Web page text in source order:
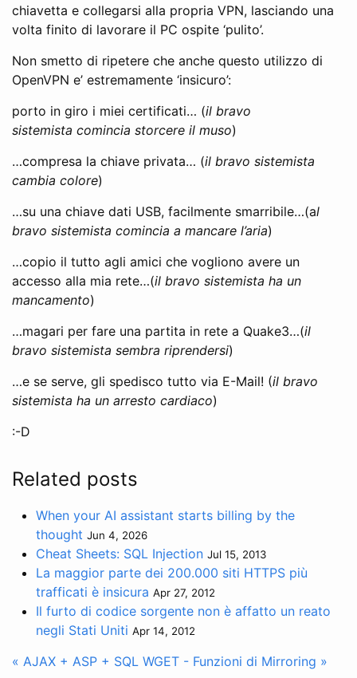
chiavetta e collegarsi alla propria VPN, lasciando una
volta finito di lavorare il PC ospite ‘pulito’.
Non smetto di ripetere che anche questo utilizzo di
OpenVPN e’ estremamente ‘insicuro’:
porto in giro i miei certificati… (il bravo
sistemista comincia storcere il muso)
…compresa la chiave privata… (il bravo sistemista
cambia colore)
…su una chiave dati USB, facilmente smarribile…(al
bravo sistemista comincia a mancare l’aria)
…copio il tutto agli amici che vogliono avere un
accesso alla mia rete…(il bravo sistemista ha un
mancamento)
…magari per fare una partita in rete a Quake3…(il
bravo sistemista sembra riprendersi)
…e se serve, gli spedisco tutto via E-Mail! (il bravo
sistemista ha un arresto cardiaco)
:-D
Related posts
When your AI assistant starts billing by the
thought Jun 4, 2026
Cheat Sheets: SQL Injection Jul 15, 2013
La maggior parte dei 200.000 siti HTTPS più
trafficati è insicura Apr 27, 2012
Il furto di codice sorgente non è affatto un reato
negli Stati Uniti Apr 14, 2012
« AJAX + ASP + SQL WGET - Funzioni di Mirroring »